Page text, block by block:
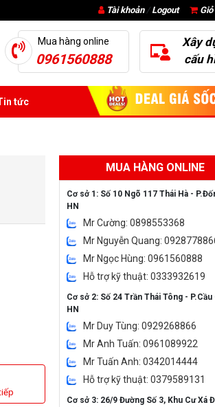
Tài khoản/ Logout
Mua hàng online
0961560888
Xây
cấu
tức
MUA HÀNG ONLINE
Cơ sở 1: Số 10 Ngõ 117 Thái Hà -
HN
Mr Cường: 0898553368
Mr Nguyễn Quang:
Mr Ngọc Hùng: 0961560888
Hỗ trợ kỹ thuật: 0333932619
Cơ sở 2: Số 24 Trần Thái Tông - P.Cầu
HN
Mr Duy Tùng: 0929268866
Mr Anh Tuấn: 0961089922
Mr Tuấn Anh: 0342014444
Hỗ trợ kỹ thuật: 0379589131
Cơ sở 3: 26/9 Đường Số 3, Khu Cư Xá